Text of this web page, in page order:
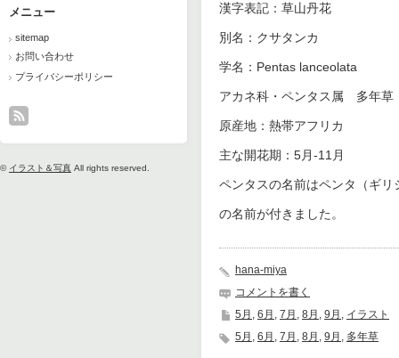
メニュー
sitemap
お問い合わせ
プライバシーポリシー
© イラスト＆写真 All rights reserved.
漢字表記：草山丹花
別名：クサタンカ
学名：Pentas lanceolata
アカネ科・ペンタス属 多年草
原産地：熱帯アフリカ
主な開花期：5月-11月
ペンタスの名前はペンタ（ギリ
の名前が付きました。
hana-miya
コメントを書く
5月 , 6月 , 7月 , 8月 , 9月 , イラスト
5月 , 6月 , 7月 , 8月 , 9月 , 多年草